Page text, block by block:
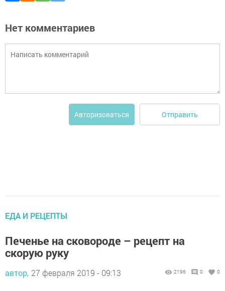
Нет комментариев
Авторизоваться Отправить
ЕДА И РЕЦЕПТЫ
Печенье на сковороде – рецепт на
скорую руку
автор, 27 февраля 2019 - 09:13 2196 0 0